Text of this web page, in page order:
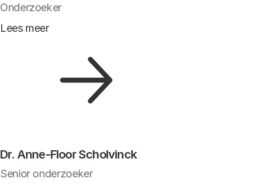
Onderzoeker
Lees meer
Dr. Anne-Floor Scholvinck
Senior onderzoeker